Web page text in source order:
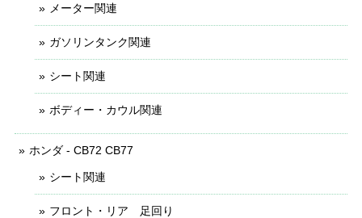
メーター関連
ガソリンタンク関連
シート関連
ボディー・カウル関連
ホンダ - CB72 CB77
シート関連
フロント・リア 足回り